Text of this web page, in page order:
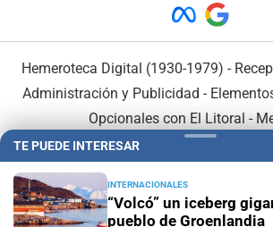
Hemeroteca Digital (1930-1979) -
Administración y Publicidad -
Opcionales con El Litoral -
TE PUEDE INTERESAR
INTERNACIONALES
“Volcó” un iceberg
pueblo de Groenlandia